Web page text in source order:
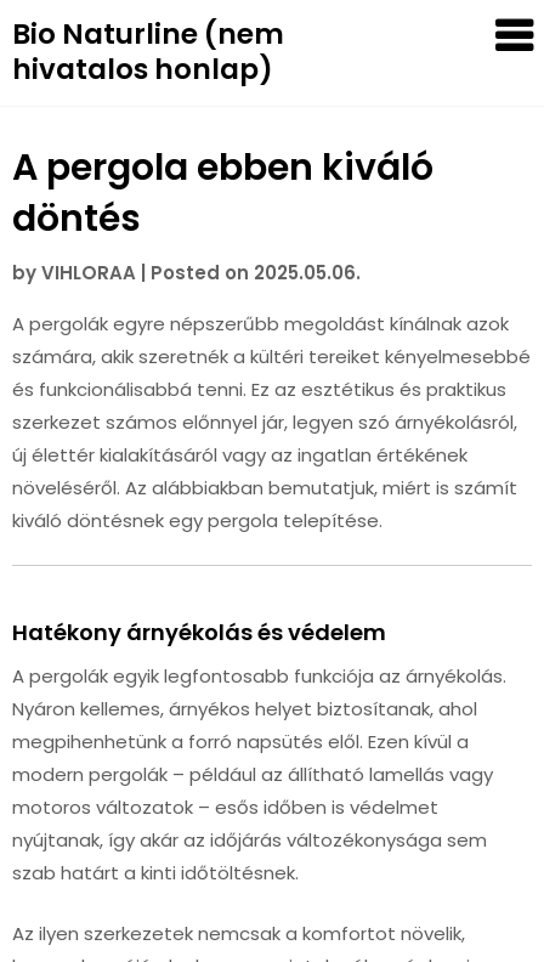
to
content
Bio Naturline (nem
hivatalos honlap)
A pergola ebben kiváló
döntés
byVIHLORAA Posted on 2025.05.06.
A pergolák egyre népszerűbb megoldást kínálnak azok
számára, akik szeretnék a kültéri tereiket kényelmesebbé
és funkcionálisabbá tenni. Ez az esztétikus és praktikus
szerkezet számos előnnyel jár, legyen szó árnyékolásról,
új élettér kialakításáról vagy az ingatlan értékének
növeléséről. Az alábbiakban bemutatjuk, miért is számít
kiváló döntésnek egy pergola telepítése.
Hatékony árnyékolás és védelem
A pergolák egyik legfontosabb funkciója az árnyékolás.
Nyáron kellemes, árnyékos helyet biztosítanak, ahol
megpihenhetünk a forró napsütés elől. Ezen kívül a
modern pergolák – például az állítható lamellás vagy
motoros változatok – esős időben is védelmet
nyújtanak, így akár az időjárás változékonysága sem
szab határt a kinti időtöltésnek.
Az ilyen szerkezetek nemcsak a komfortot növelik,